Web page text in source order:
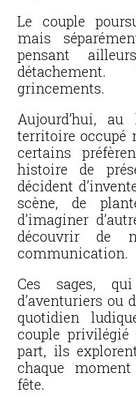
Le couple
mais
pensant
grincements.
Aujourd’hui,
territoire occupé
certains
histoire de
décident
scène, de
d’imaginer
découvrir de
communication.
Ces sages,
d’aventuriers ou
quotidien
couple
part, ils
chaque
fête.